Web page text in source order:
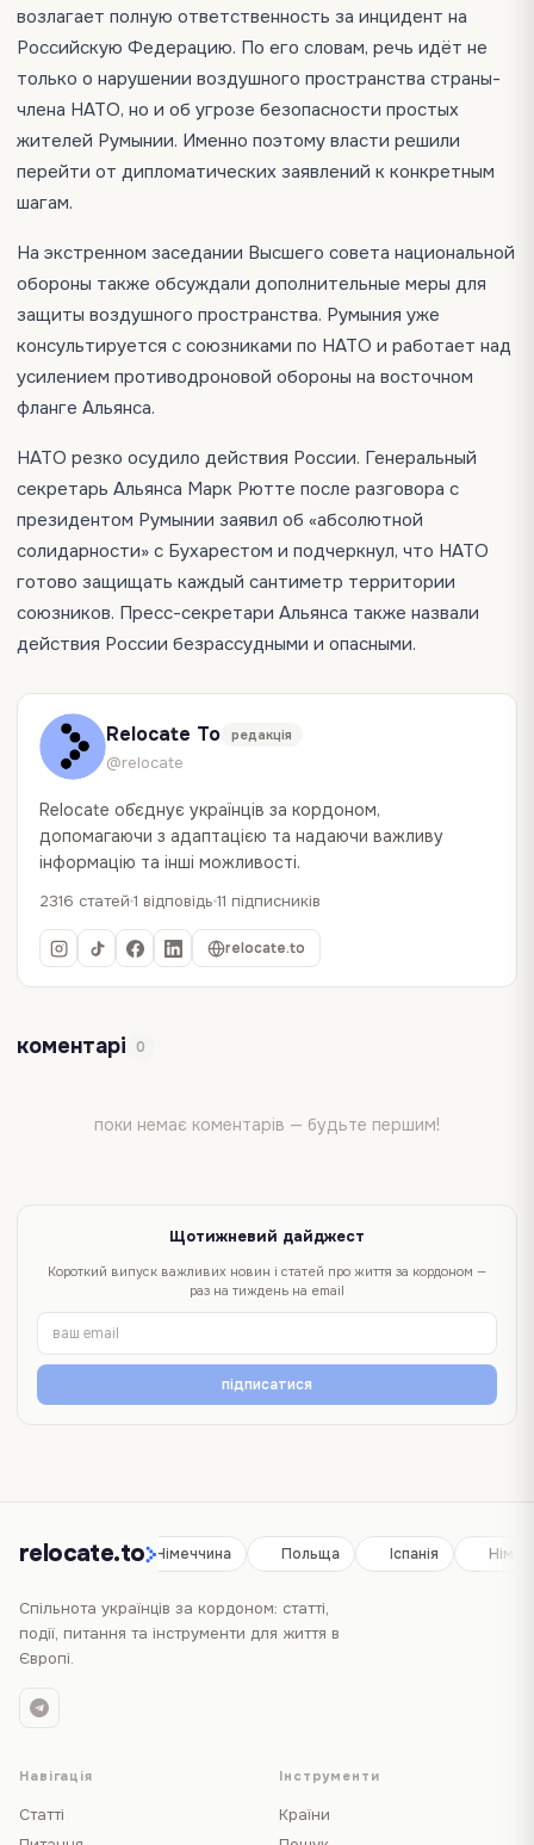
возлагает полную ответственность за инцидент на
Российскую Федерацию. По его словам, речь идёт не
только о нарушении воздушного пространства страны-
члена НАТО, но и об угрозе безопасности простых
жителей Румынии. Именно поэтому власти решили
перейти от дипломатических заявлений к конкретным
шагам.
На экстренном заседании Высшего совета национальной
обороны также обсуждали дополнительные меры для
защиты воздушного пространства. Румыния уже
консультируется с союзниками по НАТО и работает над
усилением противодроновой обороны на восточном
фланге Альянса.
НАТО резко осудило действия России. Генеральный
секретарь Альянса Марк Рютте после разговора с
президентом Румынии заявил об «абсолютной
солидарности» с Бухарестом и подчеркнул, что НАТО
готово защищать каждый сантиметр территории
союзников. Пресс-секретари Альянса также назвали
действия России безрассудными и опасными.
Relocate To редакція
@relocate
Relocate об`єднує українців за кордоном,
допомагаючи з адаптацією та надаючи важливу
інформацію та інші можливості.
2316 статей 1 відповідь 11 підписників
relocate.to
коментарі 0
поки немає коментарів — будьте першим!
Щотижневий дайджест
Короткий випуск важливих новин і статей про життя за кордоном —
раз на тиждень на email
підписатися
relocate.to
Іспанія Німеччина Польща Іспанія
Спільнота українців за кордоном: статті,
події, питання та інструменти для життя в
Європі.
Навігація
Статті
Інструменти
Країни